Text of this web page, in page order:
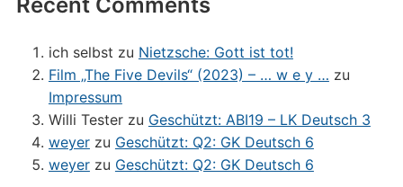
ich selbst zu Nietzsche: Gott ist tot!
Film „The Five Devils“ (2023) – … w e y … zu
Impressum
Willi Testerzu Geschützt: ABI19 – LK Deutsch 3
weyerzu Geschützt: Q2: GK Deutsch 6
weyerzu Geschützt: Q2: GK Deutsch 6